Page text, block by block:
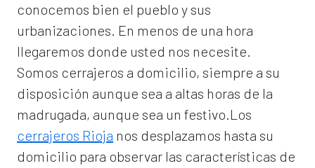
conocemos bien el pueblo y sus
urbanizaciones. En menos de una hora
llegaremos donde usted nos necesite.
Somos cerrajeros a domicilio, siempre a su
disposición aunque sea a altas horas de la
madrugada, aunque sea un festivo.Los
cerrajeros Rioja nos desplazamos hasta su
domicilio para observar las características de